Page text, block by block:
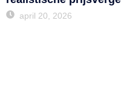
april 20, 2026